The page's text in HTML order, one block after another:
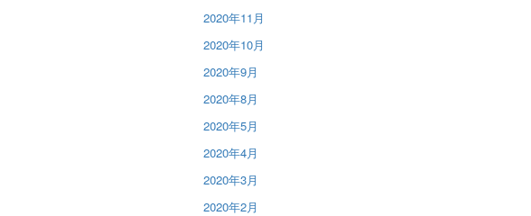
2020年11月
2020年10月
2020年9月
2020年8月
2020年5月
2020年4月
2020年3月
2020年2月